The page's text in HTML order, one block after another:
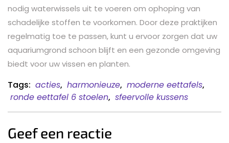
nodig waterwissels uit te voeren om ophoping van
schadelijke stoffen te voorkomen. Door deze praktijken
regelmatig toe te passen, kunt u ervoor zorgen dat uw
aquariumgrond schoon blijft en een gezonde omgeving
biedt voor uw vissen en planten.
Tags: acties, harmonieuze, moderne eettafels,
ronde eettafel 6 stoelen, sfeervolle kussens
Geef een reactie